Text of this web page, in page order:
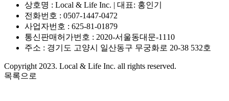
상호명 : Local & Life Inc. | 대표: 홍인기
전화번호 : 0507-1447-0472
사업자번호 : 625-81-01879
통신판매허가번호 : 2020-서울동대문-1110
주소 : 경기도 고양시 일산동구 무궁화로 20-38 532호
Copyright 2023. Local & Life Inc. all rights reserved.
목록으로